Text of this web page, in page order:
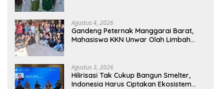
Agustus 4, 2026
Gandeng Peternak Manggarai Barat,
Mahasiswa KKN Unwar Olah Limbah
Agustus 3, 2026
Hilirisasi Tak Cukup Bangun Smelter,
Indonesia Harus Ciptakan Ekosistem